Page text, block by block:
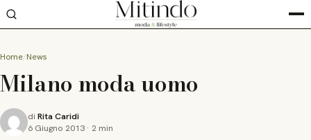
Home News
Milano moda uomo
di Rita Caridi
6 Giugno 2013 · 2 min